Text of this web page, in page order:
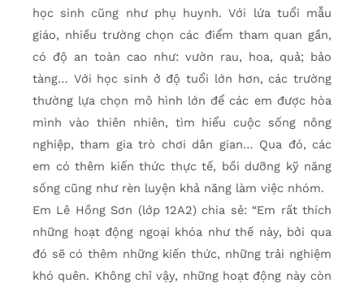
học sinh cũng như phụ huynh. Với lứa tuổi mẫu
giáo, nhiều trường chọn các điểm tham quan gần,
có độ an toàn cao như: vườn rau, hoa, quả; bảo
tàng… Với học sinh ở độ tuổi lớn hơn, các trường
thường lựa chọn mô hình lớn để các em được hòa
mình vào thiên nhiên, tìm hiểu cuộc sống nông
nghiệp, tham gia trò chơi dân gian… Qua đó, các
em có thêm kiến thức thực tế, bồi dưỡng kỹ năng
sống cũng như rèn luyện khả năng làm việc nhóm.
Em Lê Hồng Sơn (lớp 12A2) chia sẻ: “Em rất thích
những hoạt động ngoại khóa như thế này, bởi qua
đó sẽ có thêm những kiến thức, những trải nghiệm
khó quên. Không chỉ vậy, những hoạt động này còn